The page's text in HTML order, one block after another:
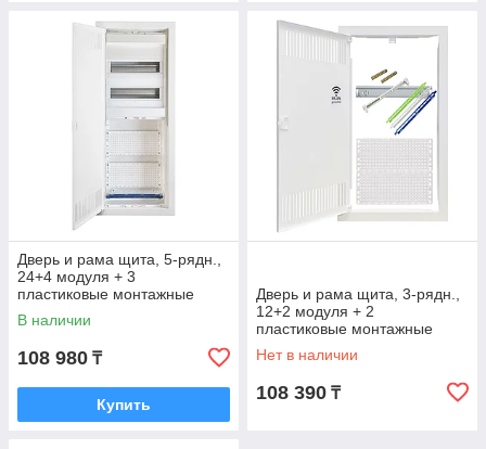
Дверь и рама щита, 5-рядн.,
24+4 модуля + 3
пластиковые монтажные
панели
В наличии
108 980 ₸
Купить
Дверь и рама щита, 3-рядн.,
12+2 модуля + 2
пластиковые монтажные
панели
Нет в наличии
108 390 ₸